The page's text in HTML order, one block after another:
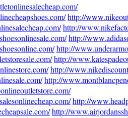
http://
http://
http://
http://
http://
http://
http://
http://
http://